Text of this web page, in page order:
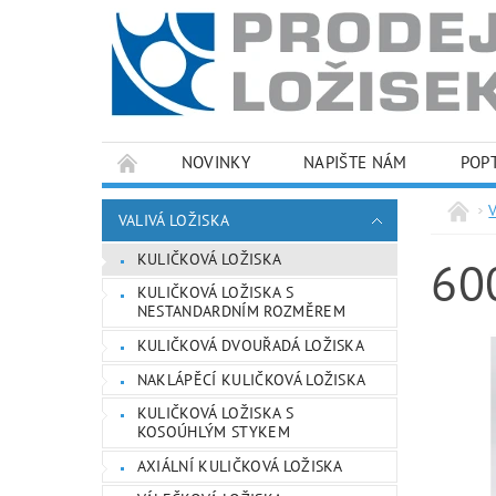
NOVINKY NAPIŠTE NÁM
PODMÍNKY OCHRANY OSOBNÍCH ÚDAJŮ
VALIVÁ LOŽISKA
KULIČKOVÁ LOŽISKA
KULIČKOVÁ LOŽISKA S
NESTANDARDNÍM ROZMĚREM
KULIČKOVÁ DVOUŘADÁ LOŽISKA
NAKLÁPĚCÍ KULIČKOVÁ LOŽISKA
KULIČKOVÁ LOŽISKA S
KOSOÚHLÝM STYKEM
AXIÁLNÍ KULIČKOVÁ LOŽISKA